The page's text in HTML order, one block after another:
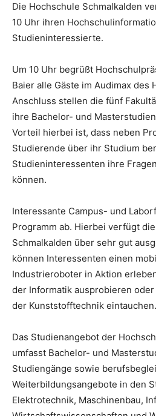
Die Hochschule Schmalkalden
10 Uhr ihren
Studieninteressierte.
Um 10 Uhr begrüßt
Baier alle Gäste im Audimax des
Anschluss stellen die fünf
ihre Bachelor- und
Vorteil hierbei ist, dass neben
Studierende über ihr Studium
Studieninteressenten ihre
können.
Interessante Campus- und
Programm ab. Hierbei verfügt
Schmalkalden über sehr gut
können Interessenten einen
Industrieroboter in Aktion
der Informatik ausprobieren
der Kunststofftechnik eintauchen.
Das Studienangebot der
umfasst Bachelor- und
Studiengänge sowie
Weiterbildungsangebote in den
Elektrotechnik, Maschinenbau,